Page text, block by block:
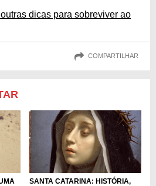
dicas para sobreviver ao
COMPARTILHAR
SANTA CATARINA: HISTÓRIA,